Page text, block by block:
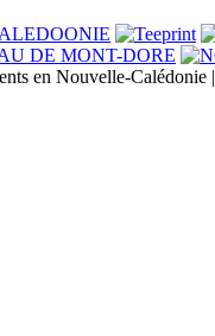
en Nouvelle-Calédonie |